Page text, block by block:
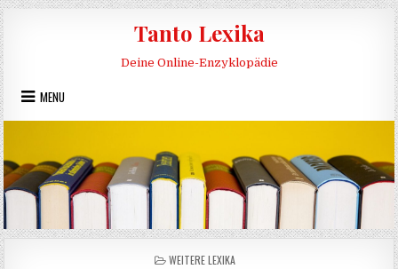
Skip to content
Tanto Lexika
Deine Online-Enzyklopädie
MENU
POSTED IN
WEITERE LEXIKA